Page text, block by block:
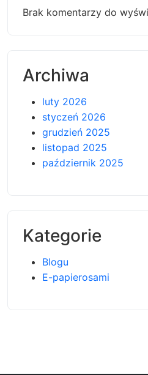
Brak komentarzy do
Archiwa
luty 2026
styczeń 2026
grudzień 2025
listopad 2025
październik 2025
Kategorie
Blogu
E-papierosami